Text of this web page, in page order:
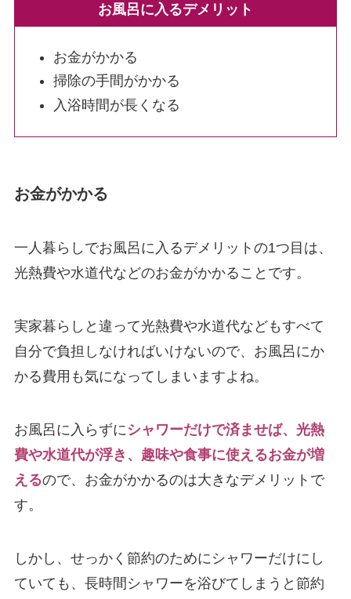
お風呂に入るデメリット
お金がかかる
掃除の手間がかかる
入浴時間が長くなる
お金がかかる
一人暮らしでお風呂に入るデメリットの1つ目は、
光熱費や水道代などのお金がかかることです。
実家暮らしと違って光熱費や水道代などもすべて
自分で負担しなければいけないので、お風呂にか
かる費用も気になってしまいますよね。
お風呂に入らずに シャワーだけで済ませば、光熱
費や水道代が浮き、趣味や食事に使えるお金が増
えるので、お金がかかるのは大きなデメリットで
す。
しかし、せっかく節約のためにシャワーだけにし
ていても、長時間シャワーを浴びてしまうと節約